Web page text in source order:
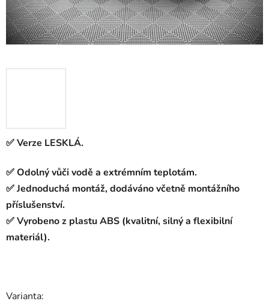
✅ Verze LESKLÁ.
✅ Odolný vůči vodě a extrémním teplotám.
✅ Jednoduchá montáž, dodáváno včetně montážního
příslušenství.
✅ Vyrobeno z plastu ABS (kvalitní, silný a flexibilní
materiál).
Varianta: